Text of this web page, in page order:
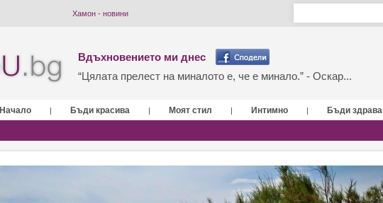
Хамон - новини
Вдъхновението ми днес
“Цялата прелест на миналото е, че е минало.” - Оскар...
Начало | Бъди красива | Моят стил | Интимно | Бъди здрава